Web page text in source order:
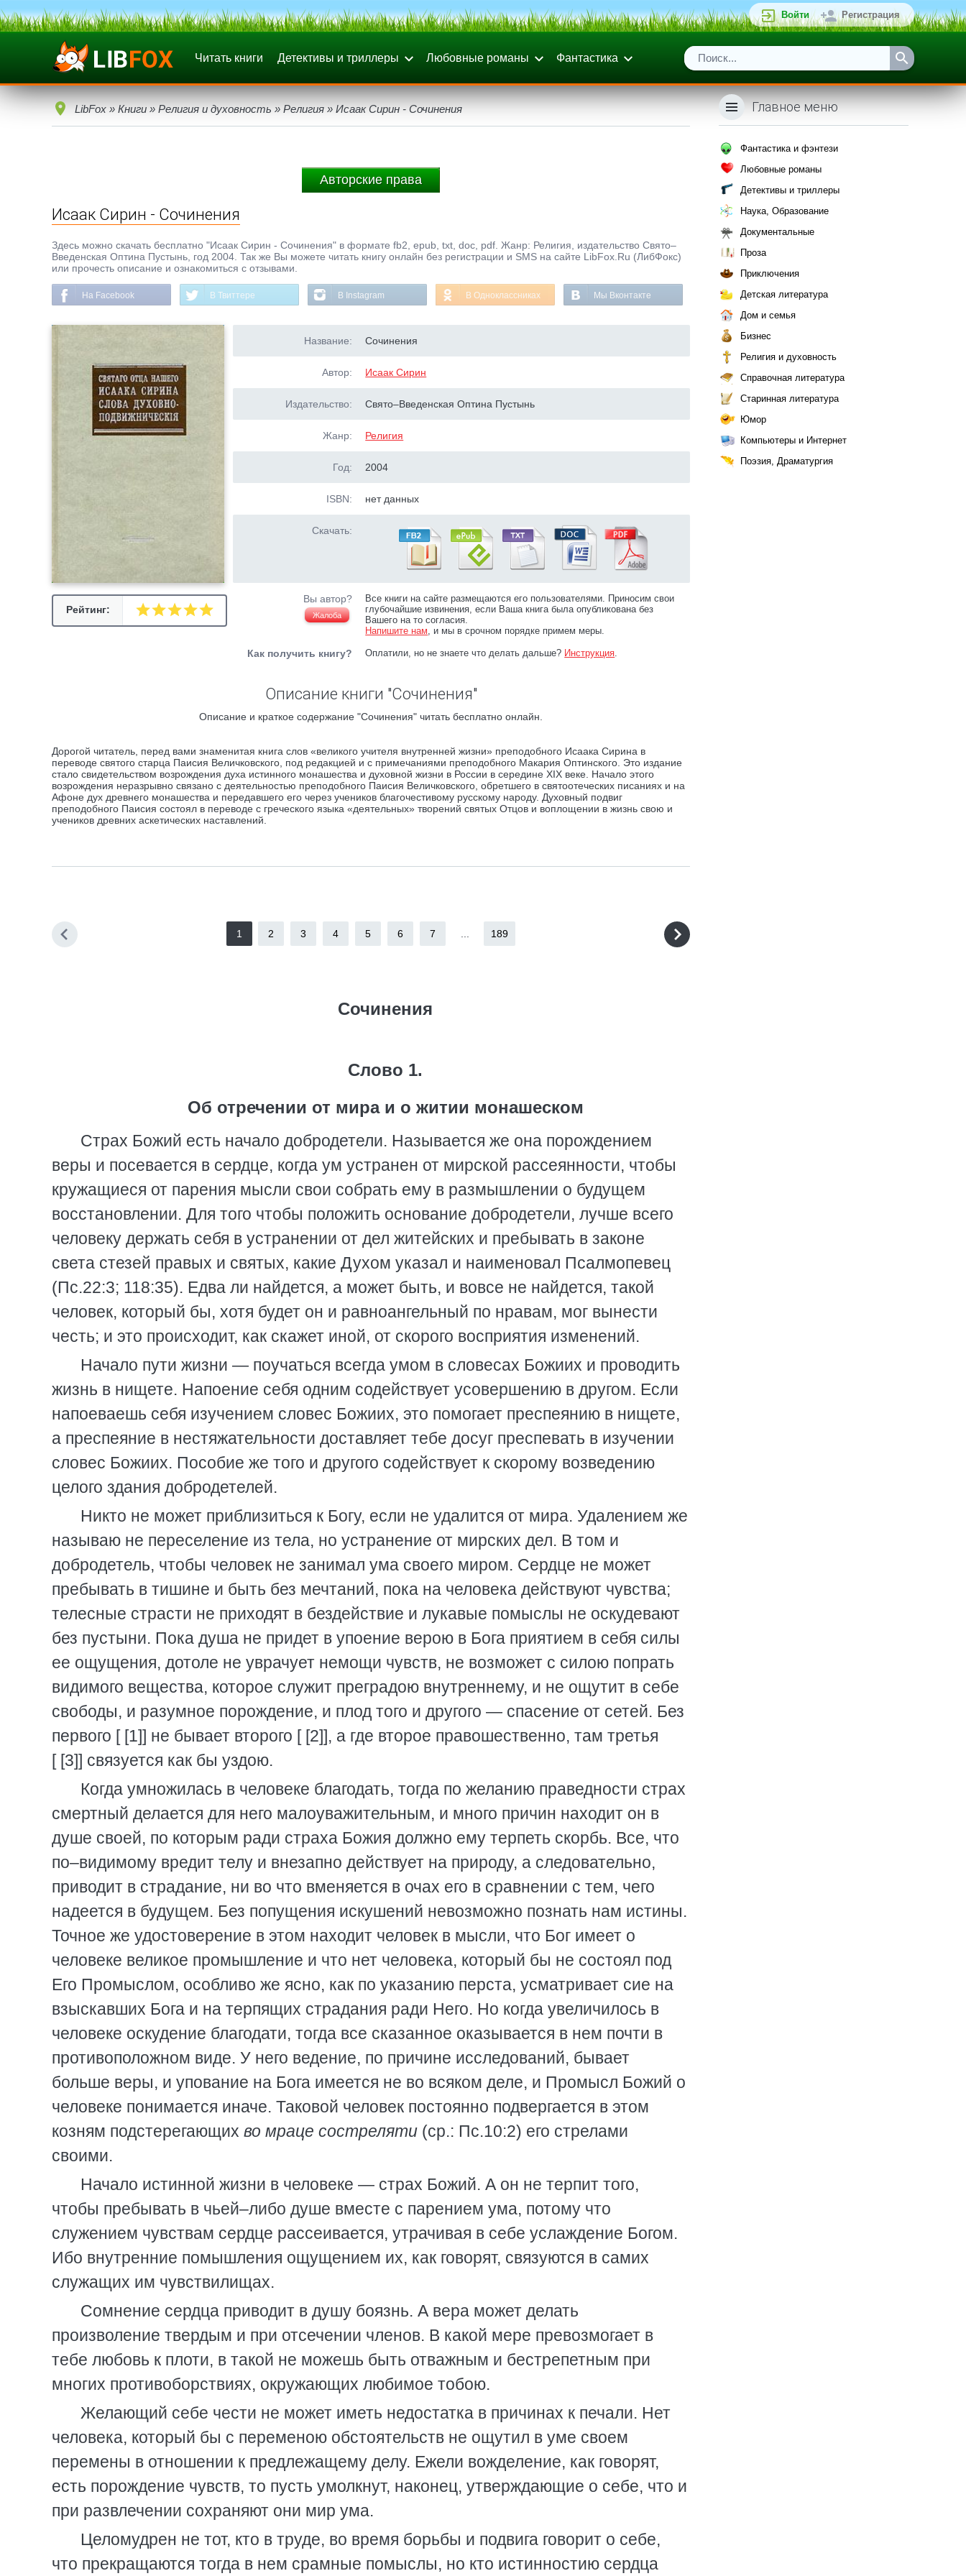
Войти Регистрация
Читать книги Детективы и триллеры Любовные романы Фантастика
LibFox » Книги » Религия и духовность » Религия » Исаак Сирин - Сочинения
Авторские права
Исаак Сирин - Сочинения
Здесь можно скачать бесплатно "Исаак Сирин - Сочинения" в формате fb2, epub, txt, doc, pdf. Жанр: Религия, издательство Свято–
Введенская Оптина Пустынь, год 2004. Так же Вы можете читать книгу онлайн без регистрации и SMS на сайте LibFox.Ru (ЛибФокс)
или прочесть описание и ознакомиться с отзывами.
На Facebook В Твиттере В Instagram В Одноклассниках Мы Вконтакте
Рейтинг:
Название: Сочинения
Автор: Исаак Сирин
Издательство: Свято–Введенская Оптина Пустынь
Жанр: Религия
Год: 2004
ISBN: нет данных
Скачать:
Вы автор?
Жалоба
Все книги на сайте размещаются его пользователями. Приносим свои
глубочайшие извинения, если Ваша книга была опубликована без
Вашего на то согласия.
Напишите нам, и мы в срочном порядке примем меры.
Как получить книгу? Оплатили, но не знаете что делать дальше? Инструкция.
Описание книги "Сочинения"
Описание и краткое содержание "Сочинения" читать бесплатно онлайн.
Дорогой читатель, перед вами знаменитая книга слов «великого учителя внутренней жизни» преподобного Исаака Сирина в
переводе святого старца Паисия Величковского, под редакцией и с примечаниями преподобного Макария Оптинского. Это издание
стало свидетельством возрождения духа истинного монашества и духовной жизни в России в середине XIX веке. Начало этого
возрождения неразрывно связано с деятельностью преподобного Паисия Величковского, обретшего в святоотеческих писаниях и на
Афоне дух древнего монашества и передавшего его через учеников благочестивому русскому народу. Духовный подвиг
преподобного Паисия состоял в переводе с греческого языка «деятельных» творений святых Отцов и воплощении в жизнь свою и
учеников древних аскетических наставлений.
1 2 3 4 5 6 7 189
Сочинения
Слово 1.
Об отречении от мира и о житии монашеском
Страх Божий есть начало добродетели. Называется же она порождением
веры и посевается в сердце, когда ум устранен от мирской рассеянности, чтобы
кружащиеся от парения мысли свои собрать ему в размышлении о будущем
восстановлении. Для того чтобы положить основание добродетели, лучше всего
человеку держать себя в устранении от дел житейских и пребывать в законе
света стезей правых и святых, какие Духом указал и наименовал Псалмопевец
(Пс.22:3; 118:35). Едва ли найдется, а может быть, и вовсе не найдется, такой
человек, который бы, хотя будет он и равноангельный по нравам, мог вынести
честь; и это происходит, как скажет иной, от скорого восприятия изменений.
Начало пути жизни — поучаться всегда умом в словесах Божиих и проводить
жизнь в нищете. Напоение себя одним содействует усовершению в другом. Если
напоеваешь себя изучением словес Божиих, это помогает преспеянию в нищете,
а преспеяние в нестяжательности доставляет тебе досуг преспевать в изучении
словес Божиих. Пособие же того и другого содействует к скорому возведению
целого здания добродетелей.
Никто не может приблизиться к Богу, если не удалится от мира. Удалением же
называю не переселение из тела, но устранение от мирских дел. В том и
добродетель, чтобы человек не занимал ума своего миром. Сердце не может
пребывать в тишине и быть без мечтаний, пока на человека действуют чувства;
телесные страсти не приходят в бездействие и лукавые помыслы не оскудевают
без пустыни. Пока душа не придет в упоение верою в Бога приятием в себя силы
ее ощущения, дотоле не уврачует немощи чувств, не возможет с силою попрать
видимого вещества, которое служит преградою внутреннему, и не ощутит в себе
свободы, и разумное порождение, и плод того и другого — спасение от сетей. Без
первого [ [1]] не бывает второго [ [2]], а где второе правошественно, там третья
[ [3]] связуется как бы уздою.
Когда умножилась в человеке благодать, тогда по желанию праведности страх
смертный делается для него малоуважительным, и много причин находит он в
душе своей, по которым ради страха Божия должно ему терпеть скорбь. Все, что
по–видимому вредит телу и внезапно действует на природу, а следовательно,
приводит в страдание, ни во что вменяется в очах его в сравнении с тем, чего
надеется в будущем. Без попущения искушений невозможно познать нам истины.
Точное же удостоверение в этом находит человек в мысли, что Бог имеет о
человеке великое промышление и что нет человека, который бы не состоял под
Его Промыслом, особливо же ясно, как по указанию перста, усматривает сие на
взыскавших Бога и на терпящих страдания ради Него. Но когда увеличилось в
человеке оскудение благодати, тогда все сказанное оказывается в нем почти в
противоположном виде. У него ведение, по причине исследований, бывает
больше веры, и упование на Бога имеется не во всяком деле, и Промысл Божий о
человеке понимается иначе. Таковой человек постоянно подвергается в этом
козням подстерегающих во мраце состреляти (ср.: Пс.10:2) его стрелами
своими.
Начало истинной жизни в человеке — страх Божий. А он не терпит того,
чтобы пребывать в чьей–либо душе вместе с парением ума, потому что
служением чувствам сердце рассеивается, утрачивая в себе услаждение Богом.
Ибо внутренние помышления ощущением их, как говорят, связуются в самих
служащих им чувствилищах.
Сомнение сердца приводит в душу боязнь. А вера может делать
произволение твердым и при отсечении членов. В какой мере превозмогает в
тебе любовь к плоти, в такой не можешь быть отважным и бестрепетным при
многих противоборствиях, окружающих любимое тобою.
Желающий себе чести не может иметь недостатка в причинах к печали. Нет
человека, который бы с переменою обстоятельств не ощутил в уме своем
перемены в отношении к предлежащему делу. Ежели вожделение, как говорят,
есть порождение чувств, то пусть умолкнут, наконец, утверждающие о себе, что и
при развлечении сохраняют они мир ума.
Целомудрен не тот, кто в труде, во время борьбы и подвига говорит о себе,
что прекращаются тогда в нем срамные помыслы, но кто истинностию сердца
Главное меню
Фантастика и фэнтези
Любовные романы
Детективы и триллеры
Наука, Образование
Документальные
Проза
Приключения
Детская литература
Дом и семья
Бизнес
Религия и духовность
Справочная литература
Старинная литература
Юмор
Компьютеры и Интернет
Поэзия, Драматургия